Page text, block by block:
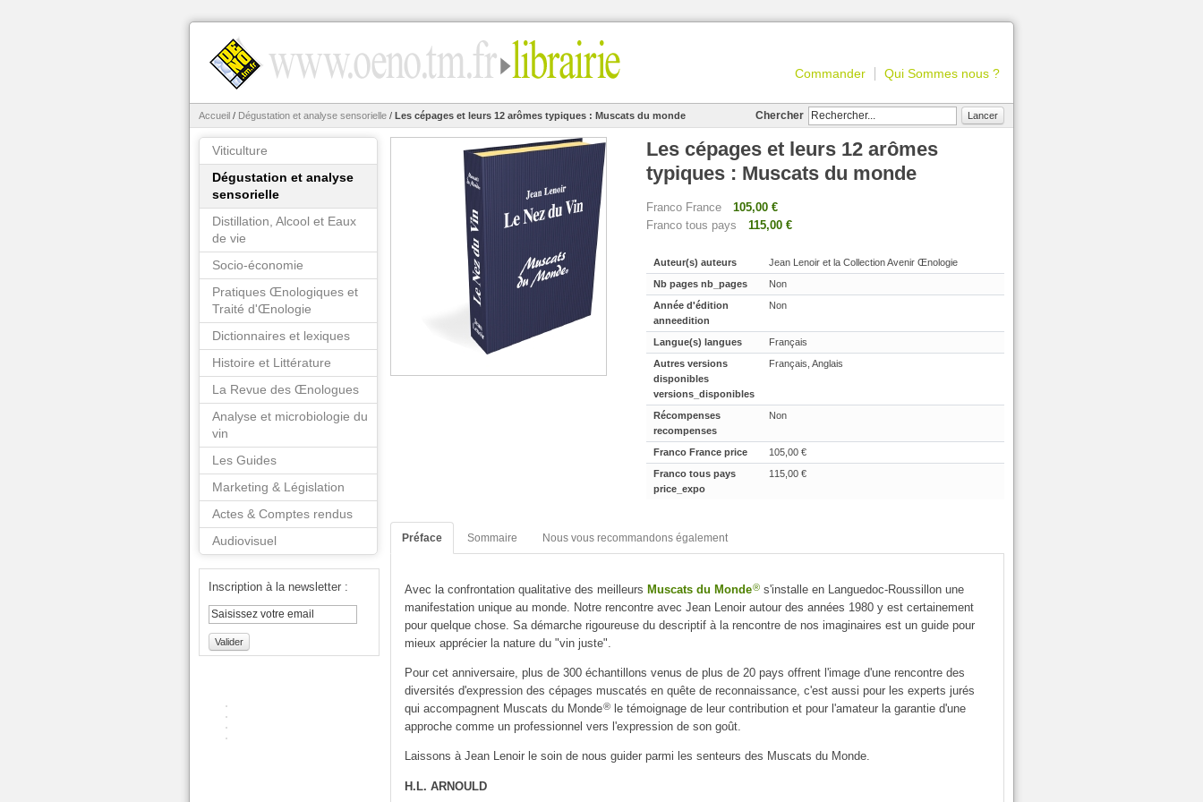
Commander Qui Sommes nous ?
Accueil / Dégustation et analyse sensorielle / Les cépages et leurs 12 arômes typiques : Muscats du monde Chercher Lancer
Les cépages et leurs 12 arômes
typiques : Muscats du monde
Franco France
105,00 €
Franco tous pays
115,00 €
Auteur(s) auteurs
Jean Lenoir et la Collection Avenir Œnologie
Nb pages nb_pages
Non
Année d'édition
anneedition
Non
Langue(s) langues
Français
Autres versions
disponibles
versions_disponibles
Français, Anglais
Récompenses
recompenses
Non
Franco France price
105,00 €
Franco tous pays
price_expo
115,00 €
Préface Sommaire Nous vous recommandons également
Avec la confrontation qualitative des meilleurs Muscats du Monde® s'installe en Languedoc-Roussillon une
manifestation unique au monde. Notre rencontre avec Jean Lenoir autour des années 1980 y est certainement
pour quelque chose. Sa démarche rigoureuse du descriptif à la rencontre de nos imaginaires est un guide pour
mieux apprécier la nature du "vin juste".
Pour cet anniversaire, plus de 300 échantillons venus de plus de 20 pays offrent l'image d'une rencontre des
diversités d'expression des cépages muscatés en quête de reconnaissance, c'est aussi pour les experts jurés
qui accompagnent Muscats du Monde® le témoignage de leur contribution et pour l'amateur la garantie d'une
approche comme un professionnel vers l'expression de son goût.
Laissons à Jean Lenoir le soin de nous guider parmi les senteurs des Muscats du Monde.
H.L. ARNOULD
Viticulture
Dégustation et analyse
sensorielle
Distillation, Alcool et Eaux
de vie
Socio-économie
Pratiques Œnologiques et
Traité d'Œnologie
Dictionnaires et lexiques
Histoire et Littérature
La Revue des Œnologues
Analyse et microbiologie du
vin
Les Guides
Marketing & Législation
Actes & Comptes rendus
Audiovisuel
Inscription à la newsletter :
Valider